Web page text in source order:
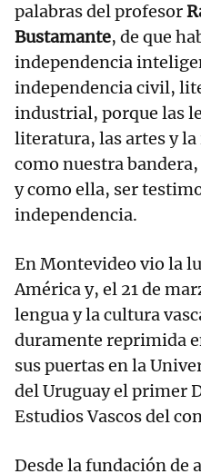
palabras del profesor
Bustamante, de que
independencia
independencia civil,
industrial, porque las
literatura, las artes y
como nuestra
y como ella, ser
independencia.
En Montevideo vio la
América y, el 21 de
lengua y la cultura
duramente reprimida
sus puertas en la
del Uruguay el primer
Estudios Vascos del
Desde la fundación de